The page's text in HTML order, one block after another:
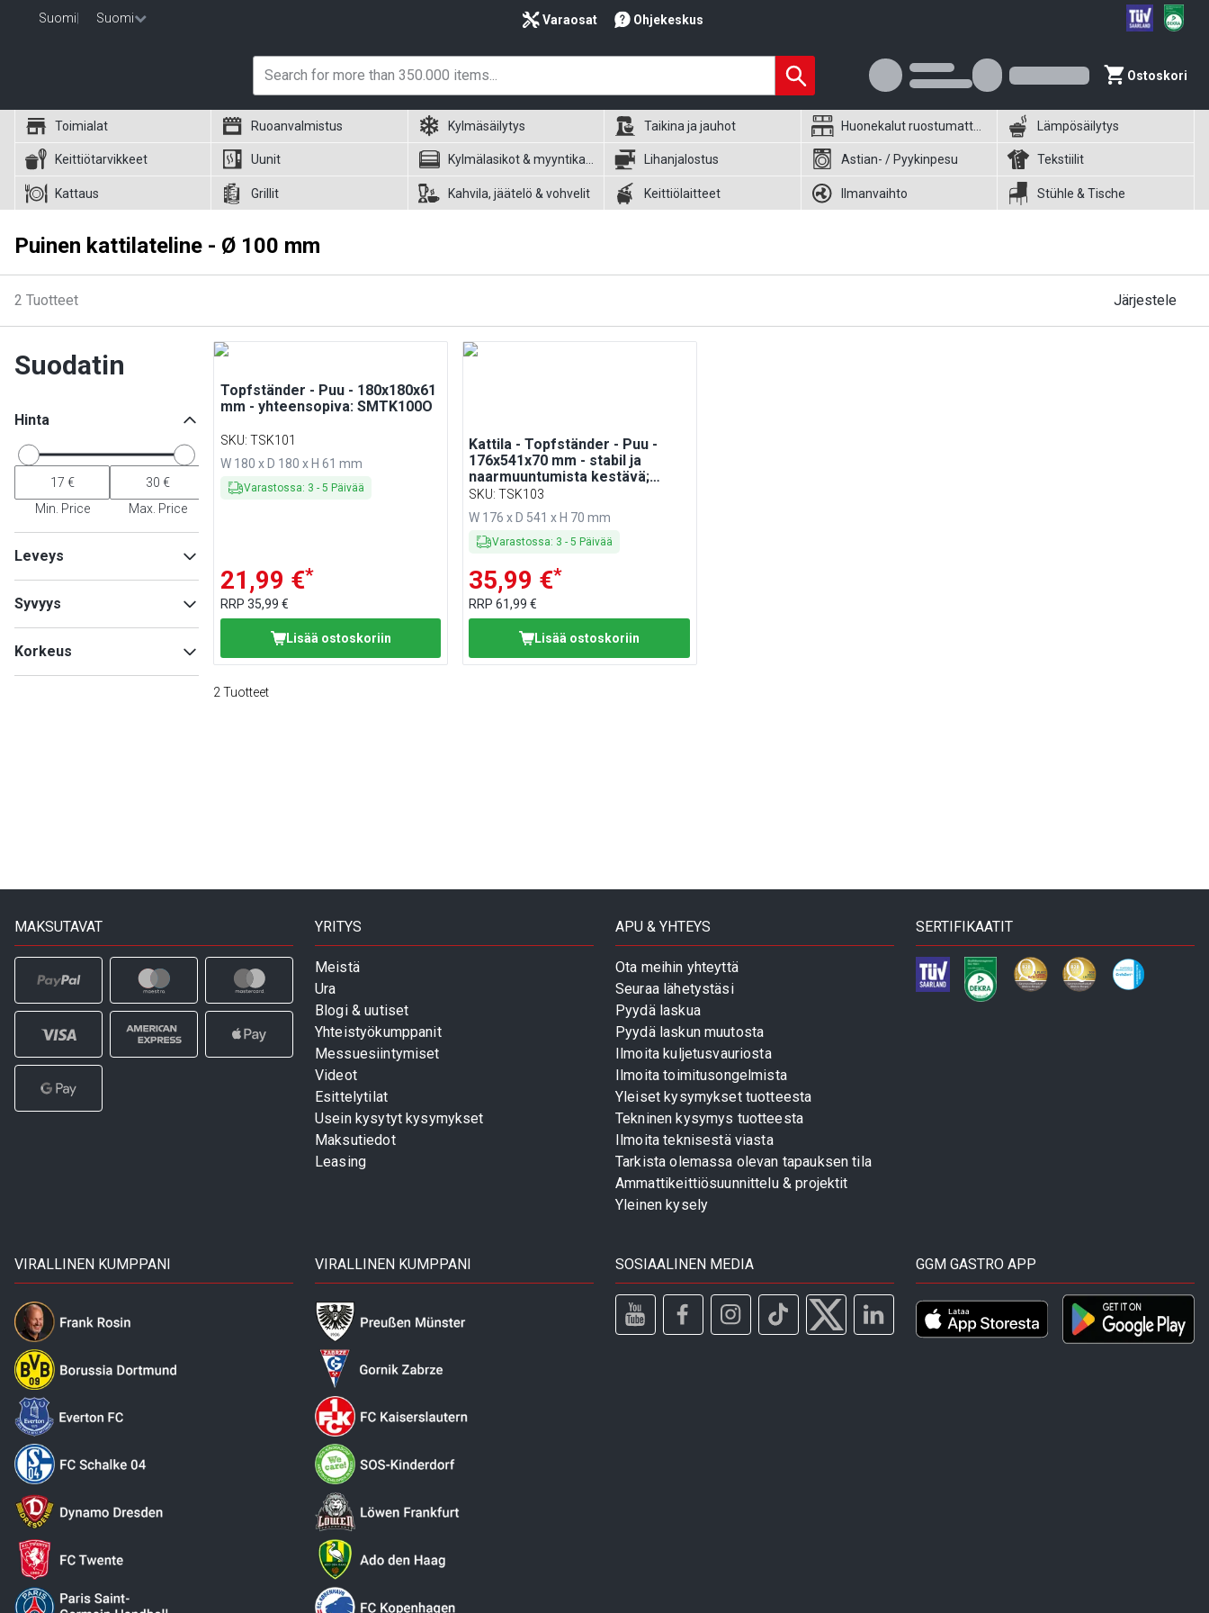
Suomi Suomi Varaosat Ohjekeskus
Ostoskori
Toimialat Ruoanvalmistus Kylmäsäilytys Taikina ja jauhot Huonekalut ruostumattomasta teräksestä Lämpösäilytys
Keittiötarvikkeet Uunit Lihanjalostus Astian- / Pyykinpesu Tekstiilit
Kattaus Grillit Kahvila, jäätelö & vohvelit Keittiölaitteet Ilmanvaihto Stühle & Tische
Puinen kattilateline - Ø 100 mm
2 Tuotteet Järjestele
Suodatin
Hinta
Min. Price Max. Price
Leveys
Syvyys
Korkeus
Topfständer - Puu - 180x180x61
mm - yhteensopiva: SMTK100O
SKU: TSK101
W 180 x D 180 x H 61 mm
Varastossa: 3 - 5 Päivää
21,99 €*
RRP 35,99 €
Lisää ostoskoriin
Kattila - Topfständer - Puu -
176x541x70 mm - stabil ja
naarmuuntumista kestävä;
helppo puhdistaa -
tarkoitukseen: 3 kattilalle -
yhteensopiva: SMTK100O
SKU:TSK103
W 176 x D 541 x H 70 mm
Varastossa: 3 -5 Päivää
35,99 €*
RRP61,99 €
Lisää ostoskoriin
2 Tuotteet
MAKSUTAVAT YRITYS
Meistä
Ura
Blogi & uutiset
Yhteistyökumppanit
Messuesiintymiset
Videot
Esittelytilat
Usein kysytyt kysymykset
Maksutiedot
Leasing
APU & YHTEYS
Ota meihin yhteyttä
Seuraa lähetystäsi
Pyydä laskua
Pyydä laskun muutosta
Ilmoita kuljetusvauriosta
Ilmoita toimitusongelmista
Yleiset kysymykset tuotteesta
Tekninen kysymys tuotteesta
Ilmoita teknisestä viasta
Tarkista olemassa olevan tapauksen tila
Ammattikeittiösuunnittelu & projektit
Yleinen kysely
SERTIFIKAATIT
VIRALLINEN KUMPPANI VIRALLINEN KUMPPANI SOSIAALINEN MEDIA GGM GASTRO APP